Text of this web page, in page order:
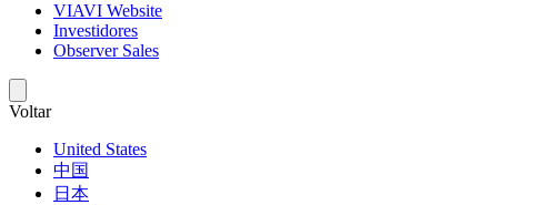
VIAVI Website
Investidores
Observer Sales
Voltar
United States
中国
日本